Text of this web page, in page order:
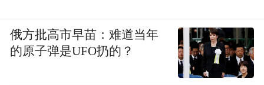
俄方批高市早苗：难道当年
的原子弹是UFO扔的？